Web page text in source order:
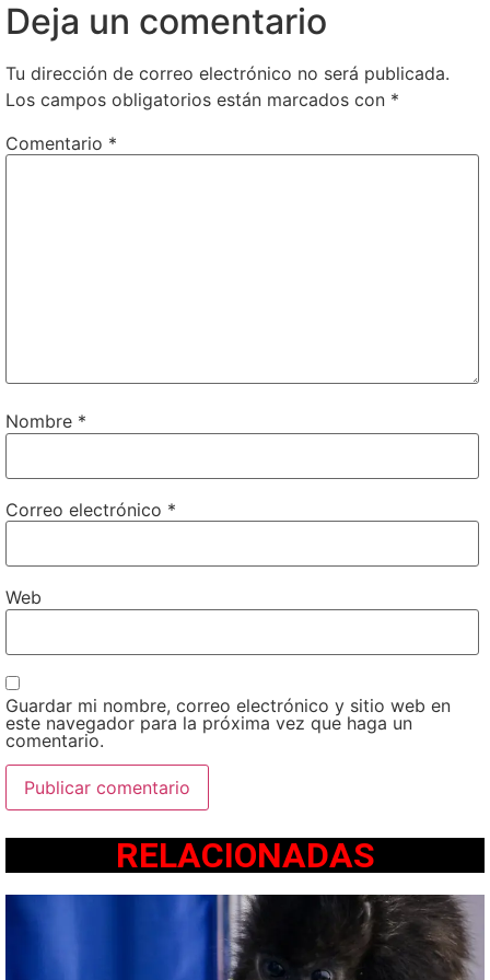
Deja un comentario
Tu dirección de correo electrónico no será publicada.
Los campos obligatorios están marcados con *
Comentario *
Nombre *
Correo electrónico *
Web
Guardar mi nombre, correo electrónico y sitio web en
este navegador para la próxima vez que haga un
comentario.
RELACIONADAS